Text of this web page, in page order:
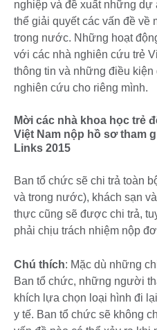
nghiệp và đề xuất những
thể giải quyết các vấn đề
trong nước. Những hoạt
với các nhà nghiên cứu trẻ
thông tin và những điều
nghiên cứu cho riêng mình.
Mời các nhà khoa học trẻ
Việt Nam nộp hồ sơ tham
Links 2015
Ban tổ chức sẽ chi trả toàn
và trong nước), khách sạn
thực cũng sẽ được chi trả,
phải chịu trách nhiệm nộp
Chú thích: Mặc dù những
Ban tổ chức, những người
khích lựa chọn loại hình đi
y tế. Ban tổ chức sẽ không